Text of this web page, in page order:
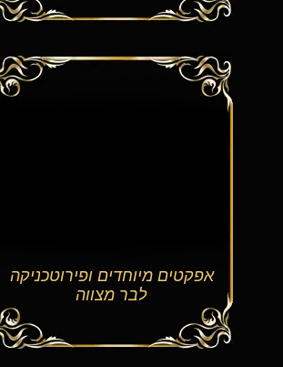
מיוחדים ופירוטכניקה